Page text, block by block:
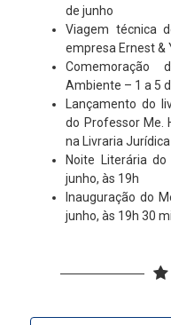
de junho
Viagem técnica
empresa Ernest &
Ambiente – 1 a 5
Lançamento do
do Professor Me.
na Livraria
Noite Literária
junho, às 19h
Inauguração do
junho, às 19h 30